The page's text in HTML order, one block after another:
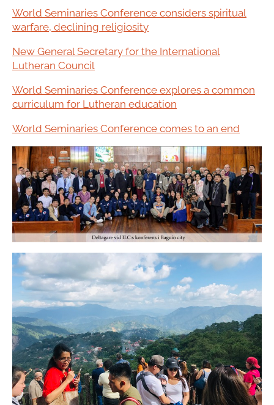
World Seminaries Conference considers spiritual
warfare, declining religiosity
New General Secretary for the International
Lutheran Council
World Seminaries Conference explores a common
curriculum for Lutheran education
World Seminaries Conference comes to an end